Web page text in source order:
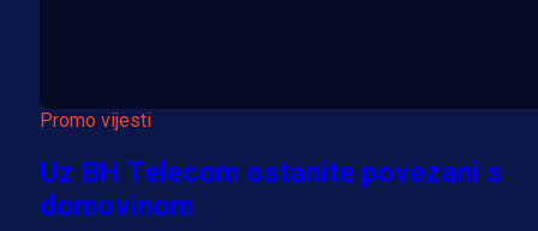
Promo vijesti
Uz BH Telecom ostanite povezani s
domovinom